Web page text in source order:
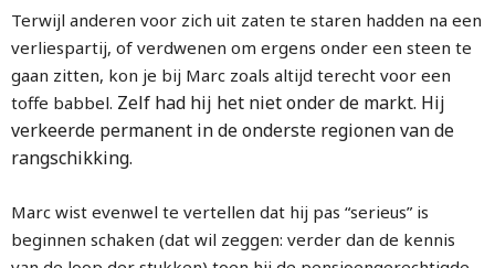
Terwijl anderen voor zich uit zaten te staren hadden na een
verliespartij, of verdwenen om ergens onder een steen te
gaan zitten, kon je bij Marc zoals altijd terecht voor een
toffe babbel. Zelf had hij het niet onder de markt. Hij
verkeerde permanent in de onderste regionen van de
rangschikking.
Marc wist evenwel te vertellen dat hij pas “serieus” is
beginnen schaken (dat wil zeggen: verder dan de kennis